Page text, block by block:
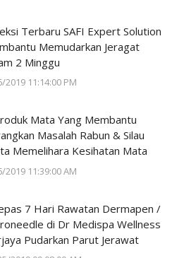
Terbaru SAFI Expert Solution
Memudarkan Jeragat
2 Minggu
2019 11:14:00 PM
Mata Yang Membantu
Masalah Rabun & Silau
Memelihara Kesihatan Mata
2019 11:39:00 AM
7 Hari Rawatan Dermapen /
di Dr Medispa Wellness
Pudarkan Parut Jerawat